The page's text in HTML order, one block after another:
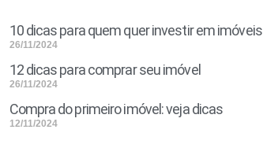
10 dicas para quem quer investir em imóveis
26/11/2024
12 dicas para comprar seu imóvel
26/11/2024
Compra do primeiro imóvel: veja dicas
12/11/2024